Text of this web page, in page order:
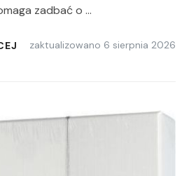
zadbać o …
zaktualizowano 6 sierpnia 2026